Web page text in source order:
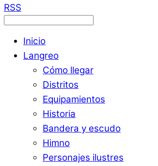
RSS
Inicio
Langreo
Cómo llegar
Distritos
Equipamientos
Historia
Bandera y escudo
Himno
Personajes ilustres